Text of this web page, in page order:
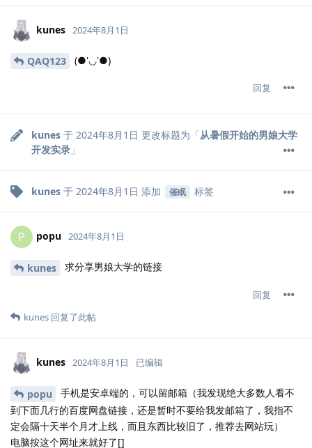
kunes 2024年8月1日
QAQ123 (●'◡'●)
回复
kunes 于 2024年8月1日 更改标题为「从暑假开始的男娘大学
开发实录 」
kunes 于 2024年8月1日 添加 催眠 标签
P popu 2024年8月1日
kunes 求分享男娘大学的链接
回复
kunes 回复了此帖
kunes 2024年8月1日 已编辑
popu
手机是安卓端的，可以留邮箱（我发现绝大多数人看不
到下面几行的百度网盘链接，还是暂时不要给我发邮箱了，我指不
定会隔十天半个月才上线，而且东西比较旧了，推荐去网站玩）
电脑按这个网址来就好了[]